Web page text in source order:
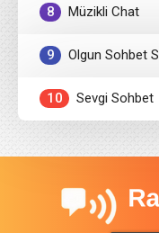
8 Müzikli Chat
9 Olgun Sohbet
10 Sevgi Sohbet